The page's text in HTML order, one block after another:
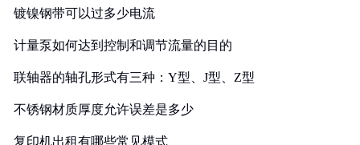
镀镍钢带可以过多少电流
计量泵如何达到控制和调节流量的目的
联轴器的轴孔形式有三种：Y型、J型、Z型
不锈钢材质厚度允许误差是多少
复印机出租有哪些常见模式